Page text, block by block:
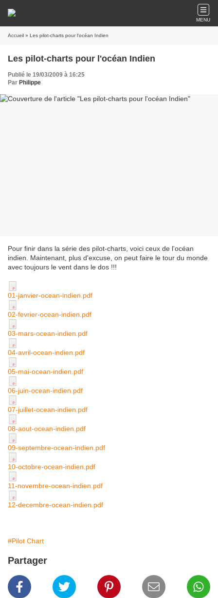
MENU
Accueil » Les pilot-charts pour l'océan Indien
Les pilot-charts pour l'océan Indien
Publié le 19/03/2009 à 16:25
Par Philippe
Pour finir dans la série des pilot-charts, voici ceux de l'océan
indien. Maintenant, plus d'excuse, on peut faire le tour du monde
avec toujours le vent dans le dos !!!
01-janvier-ocean-indien.pdf
02-fevrier-ocean-indien.pdf
03-mars-ocean-indien.pdf
04-avril-ocean-indien.pdf
05-mai-ocean-indien.pdf
06-juin-ocean-indien.pdf
07-juillet-ocean-indien.pdf
08-aout-ocean-indien.pdf
09-septembre-ocean-indien.pdf
10-octobre-ocean-indien.pdf
11-novembre-ocean-indien.pdf
12-decembre-ocean-indien.pdf
#Pilot Chart
Partager